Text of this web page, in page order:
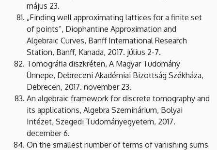
május 23.
„Finding well approximating lattices for a finite set
of points”, Diophantine Approximation and
Algebraic Curves, Banff International Research
Station, Banff, Kanada, 2017. július 2-7.
Tomográfia diszkréten, A Magyar Tudomány
Ünnepe, Debreceni Akadémiai Bizottság Székháza,
Debrecen, 2017. november 23.
An algebraic framework for discrete tomography and
its applications, Algebra Szeminárium, Bolyai
Intézet, Szegedi Tudományegyetem, 2017.
december 6.
On the smallest number of terms of vanishing sums